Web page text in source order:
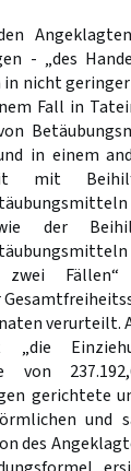
- „des
nicht geringer
Fall in
in einem
mit
der
Fällen“
verurteilt.
„die
von
gerichtete
und
des